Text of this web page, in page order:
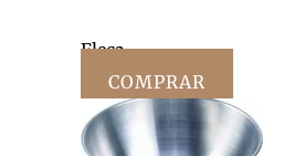
Fleca
COMPRAR